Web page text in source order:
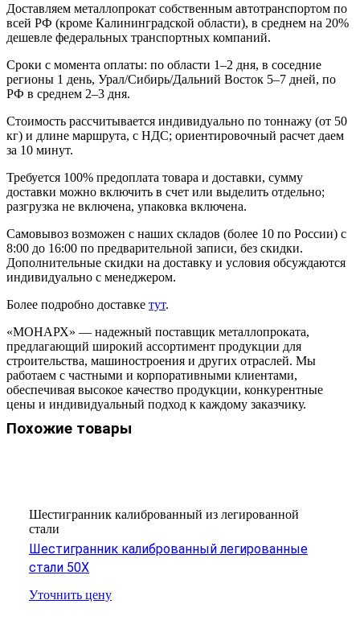
Доставляем металлопрокат собственным автотранспортом по
всей РФ (кроме Калининградской области), в среднем на 20%
дешевле федеральных транспортных компаний.
Сроки с момента оплаты: по области 1–2 дня, в соседние
регионы 1 день, Урал/Сибирь/Дальний Восток 5–7 дней, по
РФ в среднем 2–3 дня.
Стоимость рассчитывается индивидуально по тоннажу (от 50
кг) и длине маршрута, с НДС; ориентировочный расчет даем
за 10 минут.
Требуется 100% предоплата товара и доставки, сумму
доставки можно включить в счет или выделить отдельно;
разгрузка не включена, упаковка включена.
Самовывоз возможен с наших складов (более 10 по России) с
8:00 до 16:00 по предварительной записи, без скидки.
Дополнительные скидки на доставку и условия обсуждаются
индивидуально с менеджером.
Более подробно доставке тут.
«МОНАРХ» — надежный поставщик металлопроката,
предлагающий широкий ассортимент продукции для
строительства, машиностроения и других отраслей. Мы
работаем с частными и корпоративными клиентами,
обеспечивая высокое качество продукции, конкурентные
цены и индивидуальный подход к каждому заказчику.
Похожие товары
Шестигранник калиброванный из легированной
стали
Шестигранник калиброванный легированные
стали 50Х
Уточнить цену